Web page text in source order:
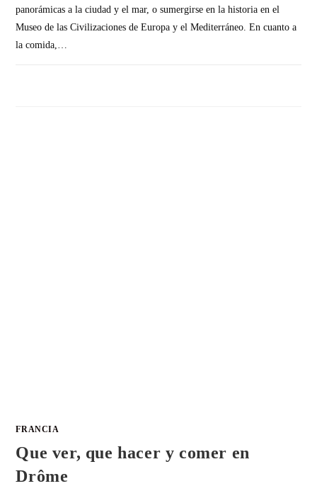
panorámicas a la ciudad y el mar, o sumergirse en la historia en el
Museo de las Civilizaciones de Europa y el Mediterráneo. En cuanto a
la comida,…
FRANCIA
Que ver, que hacer y comer en
Drôme